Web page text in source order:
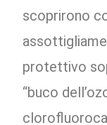
scoprirono
protettivo
“buco